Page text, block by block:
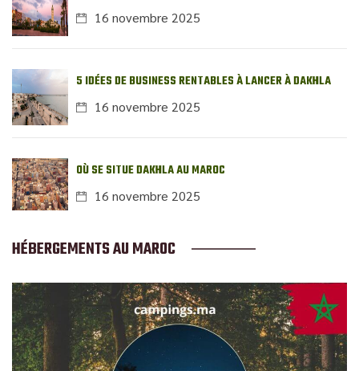
16 novembre 2025
5 IDÉES DE BUSINESS RENTABLES À LANCER À DAKHLA
16 novembre 2025
OÙ SE SITUE DAKHLA AU MAROC
16 novembre 2025
HÉBERGEMENTS AU MAROC